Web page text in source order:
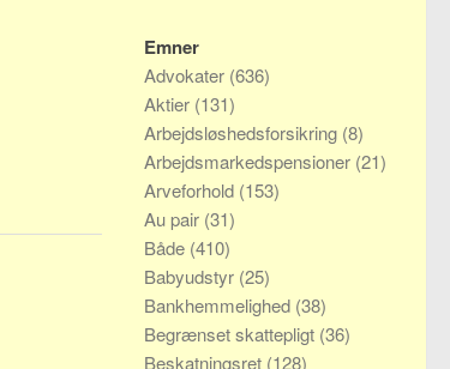
Emner
Advokater (636)
Aktier (131)
Arbejdsløshedsforsikring (8)
Arbejdsmarkedspensioner (21)
Arveforhold (153)
Au pair (31)
Både (410)
Babyudstyr (25)
Bankhemmelighed (38)
Begrænset skattepligt (36)
Beskatningsret (128)